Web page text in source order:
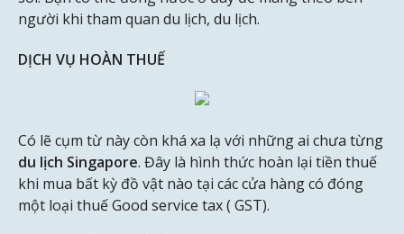
người khi tham quan du lịch, du lịch.
DỊCH VỤ HOÀN THUẾ
Có lẽ cụm từ này còn khá xa lạ với những ai chưa từng
du lịch Singapore. Đây là hình thức hoàn lại tiền thuế
khi mua bất kỳ đồ vật nào tại các cửa hàng có đóng
một loại thuế Good service tax ( GST).